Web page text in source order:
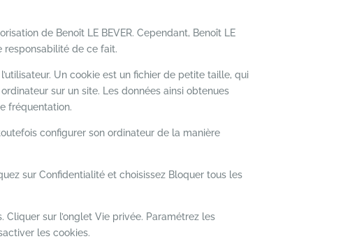
de Benoît LE BEVER. Cependant, Benoît LE
responsabilité de ce fait.
Un cookie est un fichier de petite taille, qui
sur un site. Les données ainsi obtenues
fréquentation.
configurer son ordinateur de la manière
sur Confidentialité et choisissez Bloquer tous les
sur l’onglet Vie privée. Paramétrez les
les cookies.